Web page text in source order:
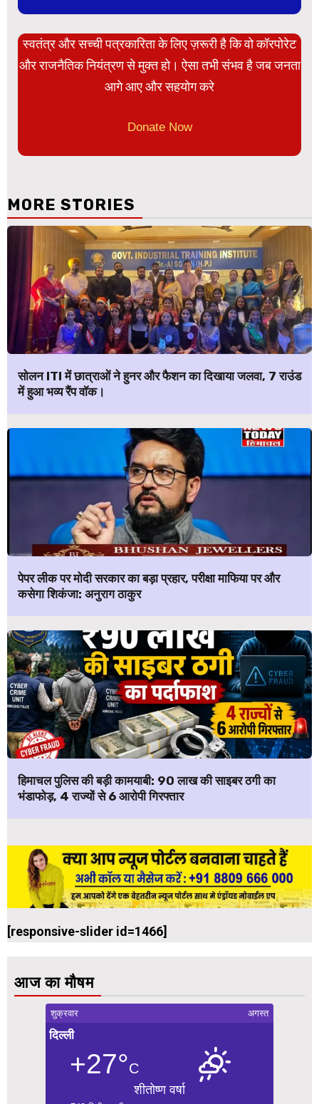
स्वतंत्र और सच्ची पत्रकारिता के लिए ज़रूरी है कि वो कॉरपोरेट
और राजनैतिक नियंत्रण से मुक्त हो। ऐसा तभी संभव है जब जनता
आगे आए और सहयोग करे
Donate Now
MORE STORIES
सोलन ITI में छात्राओं ने हुनर और फैशन का दिखाया जलवा, 7 राउंड
में हुआ भव्य रैंप वॉक।
पेपर लीक पर मोदी सरकार का बड़ा प्रहार, परीक्षा माफिया पर और
कसेगा शिकंजा: अनुराग ठाकुर
हिमाचल पुलिस की बड़ी कामयाबी: ₹90 लाख की साइबर ठगी का
भंडाफोड़, 4 राज्यों से 6 आरोपी गिरफ्तार
[responsive-slider id=1466]
आज का मौषम
शुक्रवार अगस्त
दिल्ली
+27°C
शीतोष्ण वर्षा